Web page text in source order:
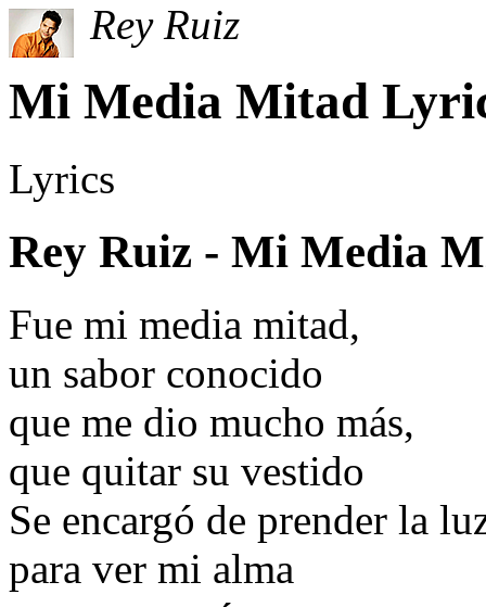
Rey Ruiz
Mi Media Mitad
Lyrics
Rey Ruiz - Mi Media
Fue mi media mitad,
un sabor conocido
que me dio mucho más,
que quitar su vestido
Se encargó de prender la
para ver mi alma